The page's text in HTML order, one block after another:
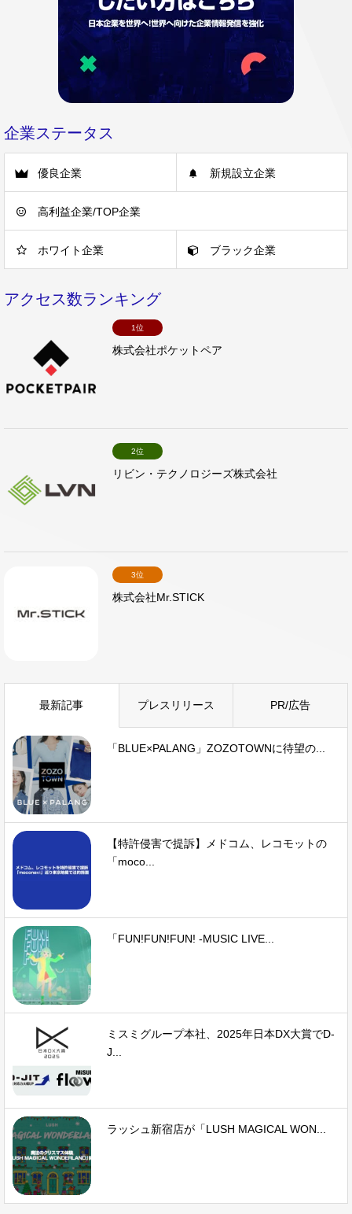
企業ステータス
優良企業 新規設立企業
高利益企業/TOP企業
ホワイト企業 ブラック企業
アクセス数ランキング
1位
株式会社ポケットペア
2位
リビン・テクノロジーズ株式会社
3位
株式会社Mr.STICK
最新記事 プレスリリース PR/広告
「BLUE×PALANG」ZOZOTOWNに待望の...
【特許侵害で提訴】メドコム、レコモットの
「moco...
「FUN!FUN!FUN! -MUSIC LIVE...
ミスミグループ本社、2025年日本DX大賞でD-
J...
ラッシュ新宿店が「LUSH MAGICAL WON...